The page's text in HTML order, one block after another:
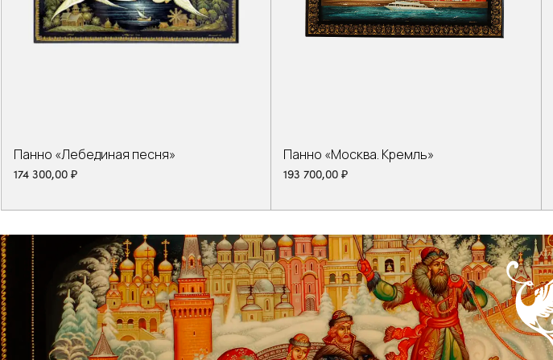
Панно «Лебединая песня»
174 300,00 ₽
Панно «Москва. Кремль»
193 700,00₽